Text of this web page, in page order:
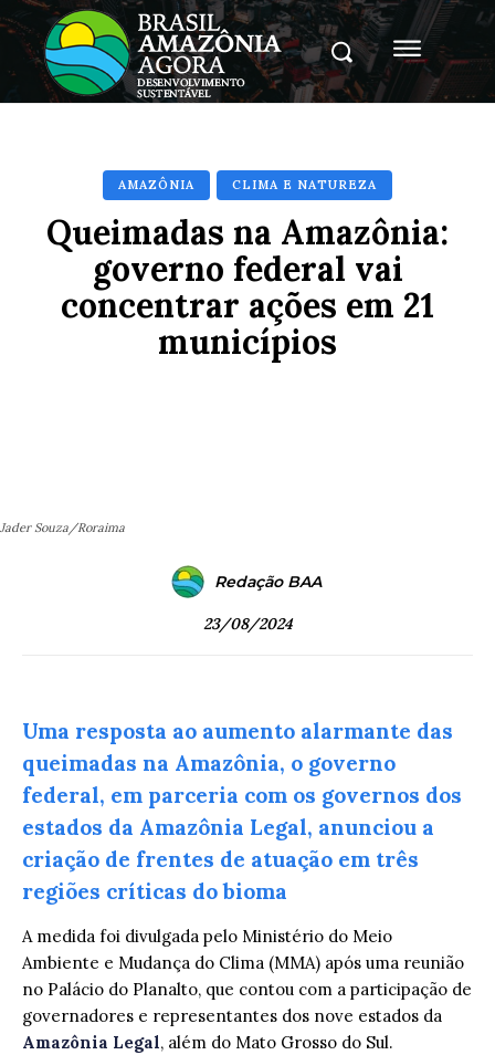
AMAZÔNIA CLIMA E NATUREZA
Queimadas na Amazônia:
governo federal vai
concentrar ações em 21
municípios
Jader Souza/Roraima
Redação BAA
23/08/2024
Uma resposta ao aumento alarmante das
queimadas na Amazônia, o governo
federal, em parceria com os governos dos
estados da Amazônia Legal, anunciou a
criação de frentes de atuação em três
regiões críticas do bioma
A medida foi divulgada pelo Ministério do Meio
Ambiente e Mudança do Clima (MMA) após uma reunião
no Palácio do Planalto, que contou com a participação de
governadores e representantes dos nove estados da
Amazônia Legal, além do Mato Grosso do Sul.